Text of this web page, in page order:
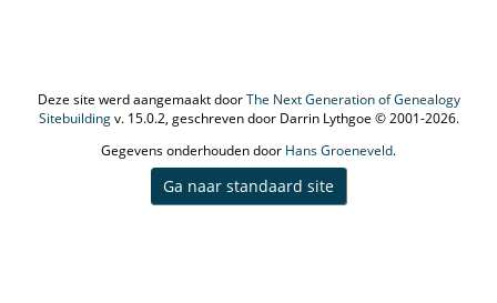
Deze site werd aangemaakt doorThe Next Generation of Genealogy
Sitebuildingv. 15.0.2, geschreven door Darrin Lythgoe © 2001-2026.
Gegevens onderhouden door Hans Groeneveld.
Ga naar standaard site